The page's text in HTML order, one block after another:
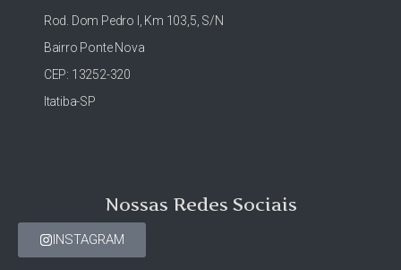
Rod. Dom Pedro I, Km 103,5, S/N
Bairro Ponte Nova
CEP: 13252-320
Itatiba-SP
Nossas Redes Sociais
INSTAGRAM